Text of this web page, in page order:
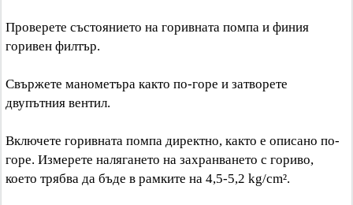
Проверете състоянието на горивната помпа и финия
горивен филтър.
Свържете манометъра както по-горе и затворете
двупътния вентил.
Включете горивната помпа директно, както е описано по-
горе. Измерете налягането на захранването с гориво,
което трябва да бъде в рамките на 4,5-5,2 kg/cm².